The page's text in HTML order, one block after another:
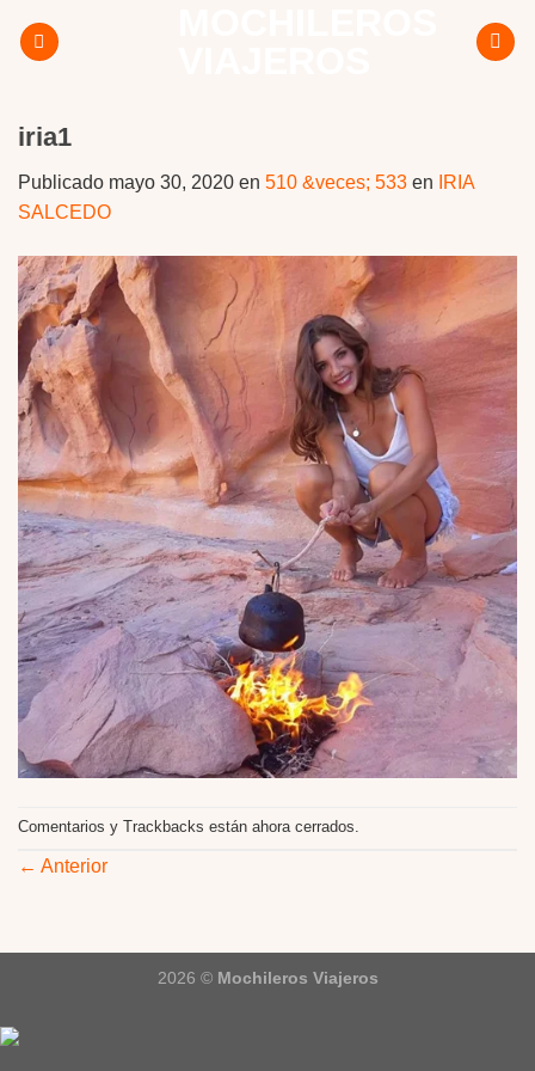
iria1
Publicado mayo 30, 2020 en 510 &veces; 533 en
IRIA
SALCEDO
Comentarios y Trackbacks están ahora cerrados.
← Anterior
2026 © Mochileros Viajeros